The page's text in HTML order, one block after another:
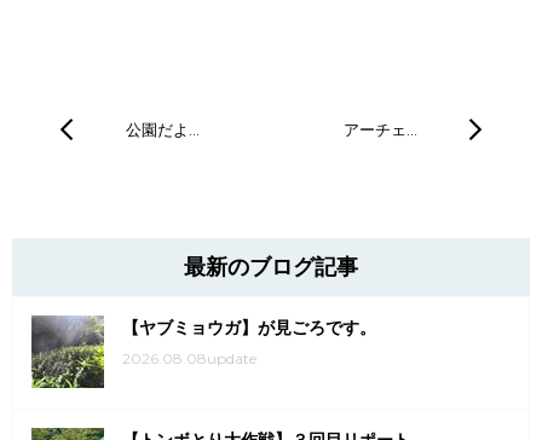
公園だよ… アーチェ…
最新のブログ記事
【ヤブミョウガ】が見ごろです。
2026.08.08update